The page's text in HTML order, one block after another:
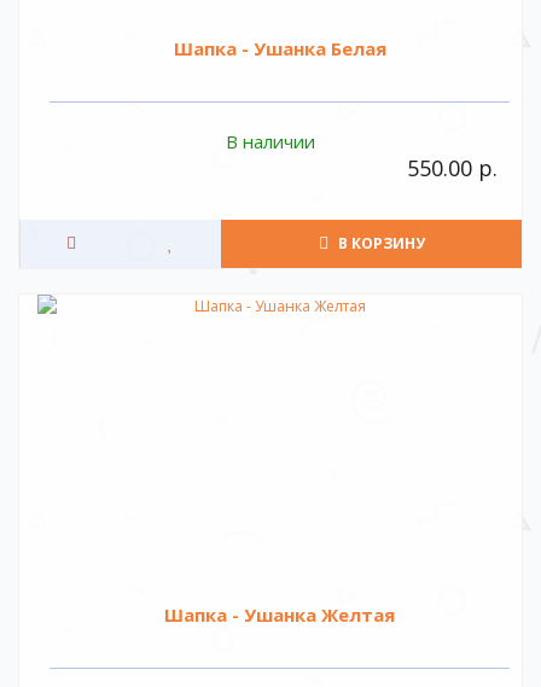
Шапка - Ушанка Белая
В наличии
550.00 р.
В КОРЗИНУ
Шапка - Ушанка Желтая